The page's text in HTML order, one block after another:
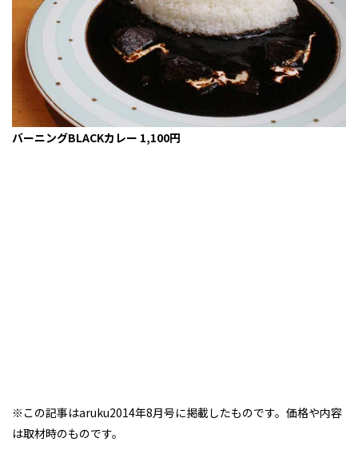
バーニングBLACKカレー 1,100円
※この記事はaruku2014年8月号に掲載したものです。価格や内容
は取材時のものです。